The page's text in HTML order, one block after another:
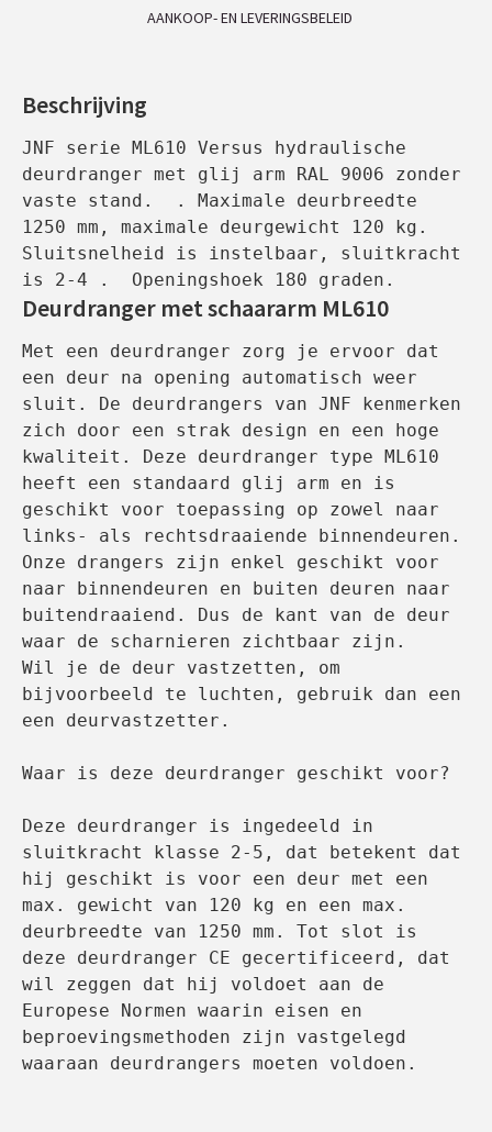
AANKOOP- EN LEVERINGSBELEID
Beschrijving
JNF serie ML610 Versus hydraulische
deurdranger met glij arm RAL 9006 zonder
vaste stand.  . Maximale deurbreedte
1250 mm, maximale deurgewicht 120 kg.
Sluitsnelheid is instelbaar, sluitkracht
Deurdranger met schaararm ML610
Met een deurdranger zorg je ervoor dat
een deur na opening automatisch weer
sluit. De deurdrangers van JNF kenmerken
zich door een strak design en een hoge
kwaliteit. Deze deurdranger type ML610
heeft een standaard glij arm en is
geschikt voor toepassing op zowel naar
links- als rechtsdraaiende binnendeuren.
Onze drangers zijn enkel geschikt voor
naar binnendeuren en buiten deuren naar
buitendraaiend. Dus de kant van de deur
waar de scharnieren zichtbaar zijn.
Wil je de deur vastzetten, om
bijvoorbeeld te luchten, gebruik dan een
een deurvastzetter.
Waar is deze deurdranger geschikt voor?
Deze deurdranger is ingedeeld in
sluitkracht klasse 2-5, dat betekent dat
hij geschikt is voor een deur met een
max. gewicht van 120 kg en een max.
deurbreedte van 1250 mm. Tot slot is
deze deurdranger CE gecertificeerd, dat
wil zeggen dat hij voldoet aan de
Europese Normen waarin eisen en
beproevingsmethoden zijn vastgelegd
waaraan deurdrangers moeten voldoen.